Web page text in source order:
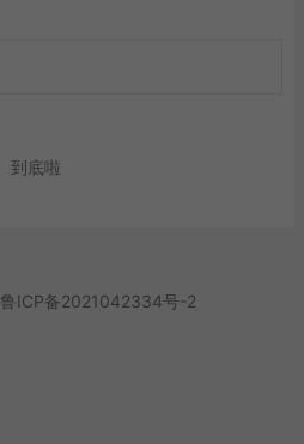
到底啦
鲁ICP备2021042334号-2